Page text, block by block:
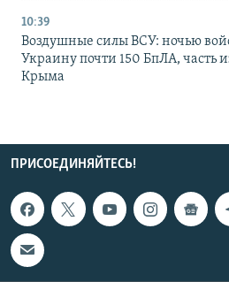
10:39
Воздушные силы ВСУ: ночью
Украину почти 150 БпЛА, часть
Крыма
ПРИСОЕДИНЯЙТЕСЬ!